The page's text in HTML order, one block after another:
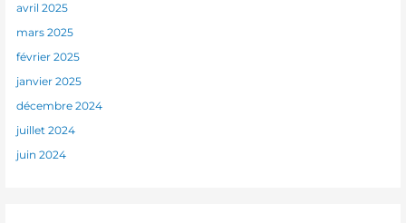
avril 2025
mars 2025
février 2025
janvier 2025
décembre 2024
juillet 2024
juin 2024